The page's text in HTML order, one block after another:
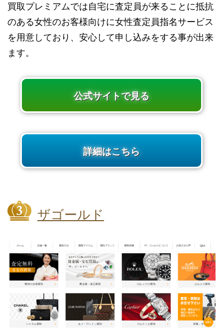
買取プレミアムでは自宅に査定員が来ることに抵抗
のある女性のお客様向けに女性査定員指名サービス
を用意しており、安心して申し込みをする事が出来
ます。
公式サイトで見る
詳細はこちら
ザゴールド